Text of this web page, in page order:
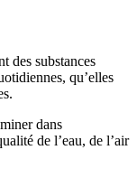
des substances
qu’elles
dans
de l’eau, de l’air